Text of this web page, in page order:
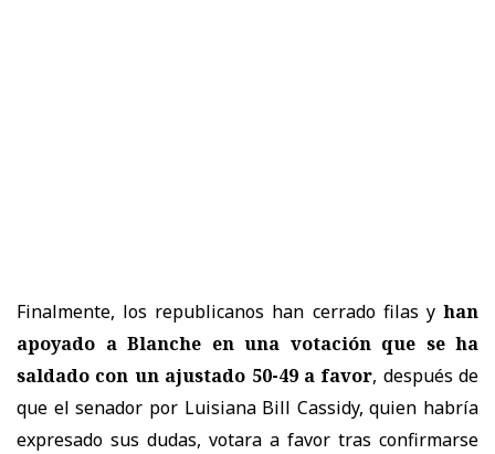
Finalmente, los republicanos han cerrado filas y han
apoyado a Blanche en una votación que se ha
saldado con un ajustado 50-49 a favor, después de
que el senador por Luisiana Bill Cassidy, quien habría
expresado sus dudas, votara a favor tras confirmarse